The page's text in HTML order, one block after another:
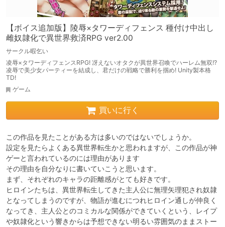
【ボイス追加版】陵辱×タワーディフェンス 種付け中出し
雌奴隷化で異世界救済RPG ver2.00
サークル暇乞い
凌辱×タワーディフェンスRPG! 冴えないオタクが異世界召喚でハーレム無双!?
凌辱で美少女パーティーを結成し、君だけの戦略で勝利を掴め! Unity製本格
TD!
ゲーム
買いに行く
この作品を見たことがある方は多いのではないでしょうか。
設定を見たらよくある異世界転生かと思われますが、この作品が神
ゲーと言われているのには理由があります
その理由を自分なりに書いていこうと思います。
まず、それぞれのキャラの距離感がとても好きです。
ヒロインたちは、異世界転生してきた主人公に無理矢理犯され奴隷
となってしまうのですが、物語が進むにつれヒロイン通しが仲良く
なってき、主人公とのコミカルな関係ができていくという、レイプ
や奴隷化という響きからは予想できない明るい雰囲気のままストー